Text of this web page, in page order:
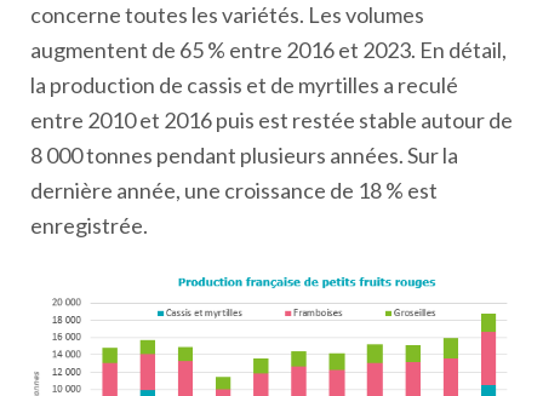
concerne toutes les variétés. Les volumes
augmentent de 65 % entre 2016 et 2023. En détail,
la production de cassis et de myrtilles a reculé
entre 2010 et 2016 puis est restée stable autour de
8 000 tonnes pendant plusieurs années. Sur la
dernière année, une croissance de 18 % est
enregistrée.